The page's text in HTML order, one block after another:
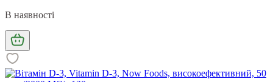
В наявності